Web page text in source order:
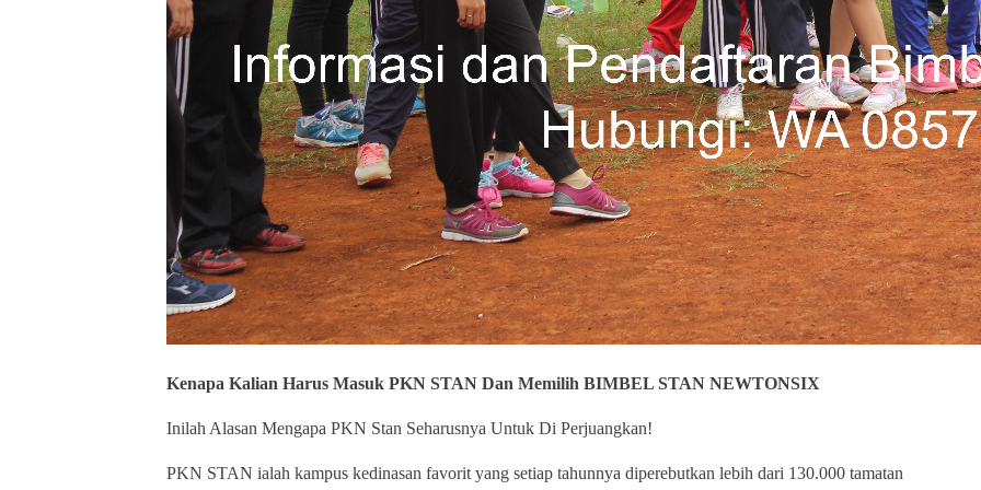
Kenapa Kalian Harus Masuk PKN STAN Dan Memilih BIMBEL STAN NEWTONSIX
Inilah Alasan Mengapa PKN Stan Seharusnya Untuk Di Perjuangkan!
PKN STAN ialah kampus kedinasan favorit yang setiap tahunnya diperebutkan lebih dari 130.000 tamatan